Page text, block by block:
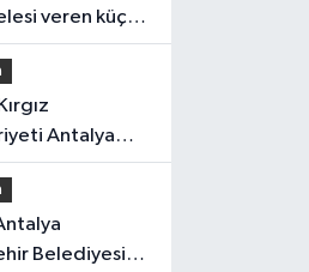
veren küçük
Milletvekili
Meclis'te
Antalya
ziyaret
Belediyesi